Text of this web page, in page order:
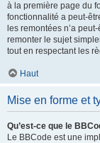
à la première page du
fonctionnalité a peut-
les remontées n’a
remonter le sujet
tout en respectant les
Haut
Mise en forme et
Qu’est-ce que le
Le BBCode est une